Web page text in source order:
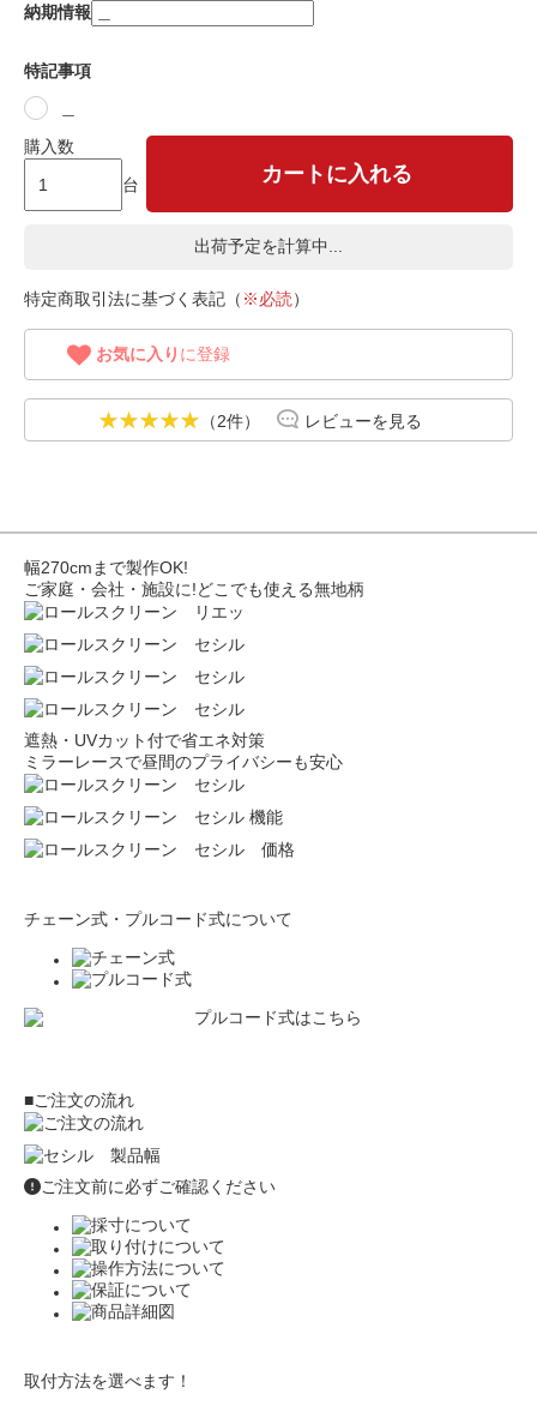
納期情報
特記事項
購入数
台
カートに入れる
出荷予定を計算中...
特定商取引法に基づく表記（ ※必読）
お気に入り に登録
（2件） レビューを見る
幅270cmまで製作OK!
ご家庭・会社・施設に!どこでも使える無地柄
遮熱・UVカット付で省エネ対策
ミラーレースで昼間のプライバシーも安心
チェーン式・プルコード式について
■ご注文の流れ
ご注文前に必ずご確認ください
取付方法を選べます！